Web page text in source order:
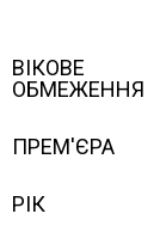
ВІКОВЕ
ОБМЕЖЕННЯ
ПРЕМ'ЄРА
РІК